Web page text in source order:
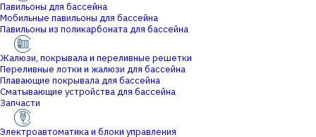
Павильоны для бассейна
Мобильные павильоны для бассейна
Павильоны из поликарбоната для бассейна
Жалюзи, покрывала и переливные решетки
Переливные лотки и жалюзи для бассейна
Плавающие покрывала для бассейна
Сматывающие устройства для бассейна
Запчасти
Электроавтоматика и блоки управления